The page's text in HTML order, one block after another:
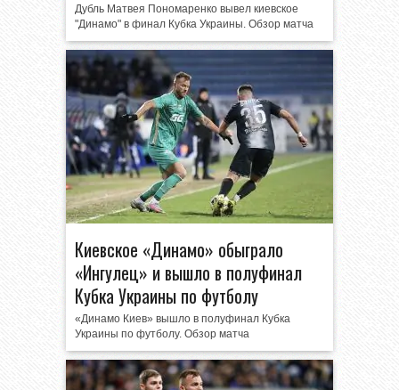
Дубль Матвея Пономаренко вывел киевское
"Динамо" в финал Кубка Украины. Обзор матча
Киевское «Динамо» обыграло
«Ингулец» и вышло в полуфинал
Кубка Украины по футболу
«Динамо Киев» вышло в полуфинал Кубка
Украины по футболу. Обзор матча